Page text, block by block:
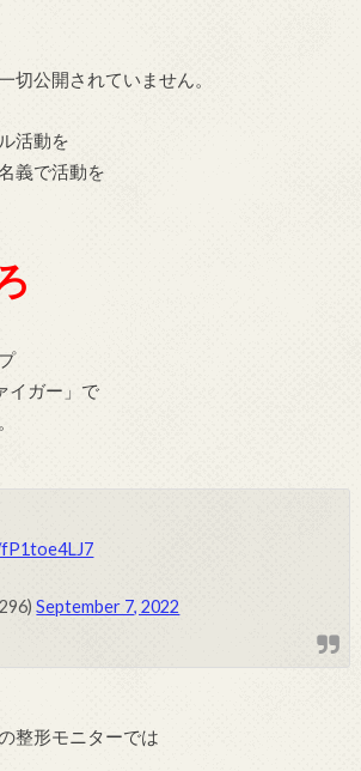
切公開されていません。
活動を
義で活動を
イガー」で
September 7, 2022
整形モニターでは